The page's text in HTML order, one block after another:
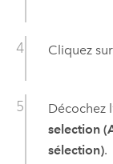
Cliquez
Décochez
selection
sélection).